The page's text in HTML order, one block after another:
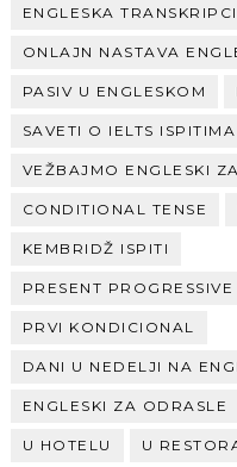
ENGLESKA
ONLAJN NASTAVA
PASIV U ENGLESKOM
SAVETI O IELTS ISPITIMA
VEŽBAJMO ENGLESKI
CONDITIONAL TENSE
KEMBRIDŽ ISPITI
PRESENT
PRVI KONDICIONAL
DANI U NEDELJI NA
ENGLESKI ZA ODRASLE
U HOTELU U